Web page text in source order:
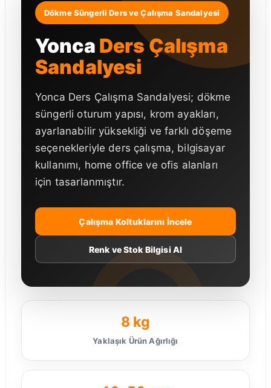
Dökme Süngerli Ders ve Çalışma Sandalyesi
Yonca Ders Çalışma
Sandalyesi
Yonca Ders Çalışma Sandalyesi; dökme
süngerli oturum yapısı, krom ayakları,
ayarlanabilir yüksekliği ve farklı döşeme
seçenekleriyle ders çalışma, bilgisayar
kullanımı, home office ve ofis alanları
için tasarlanmıştır.
Çalışma Koltuklarını İncele
Renk ve Stok Bilgisi Al
8 kg
Yaklaşık Ürün Ağırlığı